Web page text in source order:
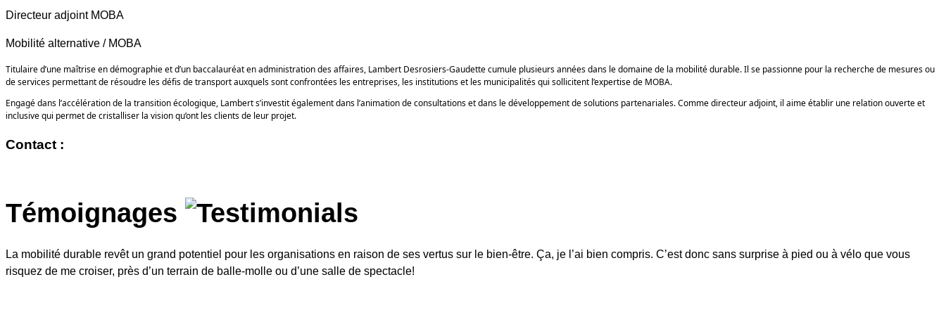
Directeur adjoint MOBA
Mobilité alternative / MOBA
Titulaire d’une maîtrise en démographie et d’un baccalauréat en administration des affaires, Lambert Desrosiers-Gaudette cumule plusieurs années dans le domaine de la mobilité durable. Il se passionne pour la recherche de mesures ou
de services permettant de résoudre les défis de transport auxquels sont confrontées les entreprises, les institutions et les municipalités qui sollicitent l’expertise de MOBA.
Engagé dans l’accélération de la transition écologique, Lambert s’investit également dans l’animation de consultations et dans le développement de solutions partenariales. Comme directeur adjoint, il aime établir une relation ouverte et
inclusive qui permet de cristalliser la vision qu’ont les clients de leur projet.
Contact :
Témoignages
La mobilité durable revêt un grand potentiel pour les organisations en raison de ses vertus sur le bien-être. Ça, je l’ai bien compris. C’est donc sans surprise à pied ou à vélo que vous
risquez de me croiser, près d’un terrain de balle-molle ou d’une salle de spectacle!